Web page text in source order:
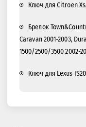
Ключ для Citroen
Брелок
Caravan 2001-2003,
1500/2500/3500 2002-
Ключ для Lexus